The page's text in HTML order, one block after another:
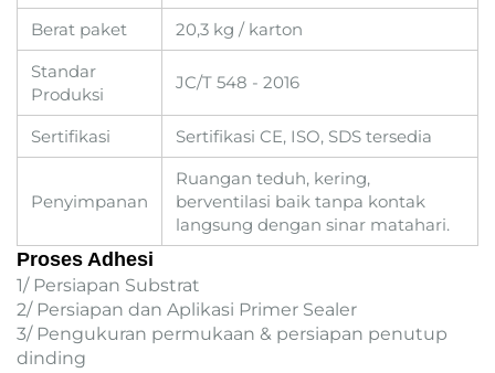
Berat paket
20,3 kg / karton
Standar
Produksi
JC/T 548 - 2016
Sertifikasi Sertifikasi CE, ISO, SDS tersedia
Penyimpanan
Ruangan teduh, kering,
berventilasi baik tanpa kontak
langsung dengan sinar matahari.
Proses Adhesi
1/ Persiapan Substrat
2/ Persiapan dan Aplikasi Primer Sealer
3/ Pengukuran permukaan & persiapan penutup
dinding